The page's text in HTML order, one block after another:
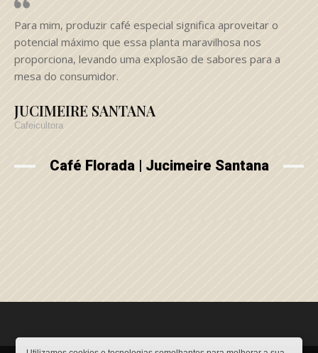
Para mim, produzir café especial significa aproveitar o
potencial máximo que essa planta maravilhosa nos
proporciona, levando uma explosão de sabores para a
mesa do consumidor.
JUCIMEIRE SANTANA
Cafeicultora
Café Florada | Jucimeire Santana